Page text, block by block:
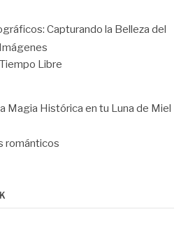
Capturando la Belleza del
Libre
Magia Histórica en tu Luna de Miel
románticos